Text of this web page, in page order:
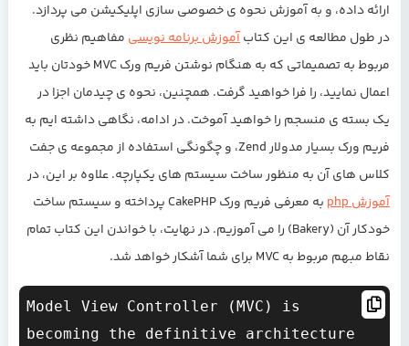
ارائه داده، و به آموزش نحوه ی خصوصی سازی اپلیکیشن می پردازد.
در طول مطالعه ی این کتابآموزش برنامه نویسی مفاهیم نظری
مربوط به تصمیماتی که به هنگام نوشتن فریم ورک MVC خودتان باید
اعمال نمایید، را فرا خواهید گرفت. همچنین، نحوه ی چیدمان اجزا در
یک بسته ی منسجم را خواهید آموخت. در ادامه، نگاهی داشته ایم به
فریم ورک بسیار مدولار Zend، و چگونگی استفاده از مجموعه ی جفت
کلاس های آن به منظور ساخت سیستم های یکپارچه. علاوه بر این، در
آموزش php
به معرفی فریم ورک CakePHP پرداخته و سیستم ساخت
خودکار آن (Bakery) را می آموزیم. در نهایت، با خواندن این کتاب تمام
نقاط مبهم مربوط به MVC برای شما آشکار خواهد شد.
Model View Controller (MVC) is
becoming the definitive architecture